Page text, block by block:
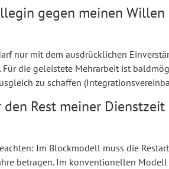
gegen meinen
nur mit dem ausdrücklichen
die geleistete Mehrarbeit ist
zu schaffen
Rest meiner Dienstzeit
Im Blockmodell muss die
betragen. Im konventionellen